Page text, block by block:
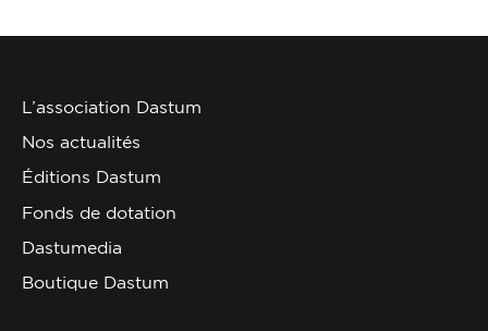
L’association Dastum
Nos actualités
Éditions Dastum
Fonds de dotation
Dastumedia
Boutique Dastum